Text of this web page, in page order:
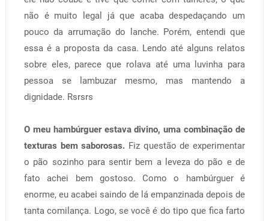
não é muito legal já que acaba despedaçando um
pouco da arrumação do lanche. Porém, entendi que
essa é a proposta da casa. Lendo até alguns relatos
sobre eles, parece que rolava até uma luvinha para
pessoa se lambuzar mesmo, mas mantendo a
dignidade. Rsrsrs
O meu hambúrguer estava divino, uma combinação de
texturas bem saborosas. Fiz questão de experimentar
o pão sozinho para sentir bem a leveza do pão e de
fato achei bem gostoso. Como o hambúrguer é
enorme, eu acabei saindo de lá empanzinada depois de
tanta comilança. Logo, se você é do tipo que fica farto